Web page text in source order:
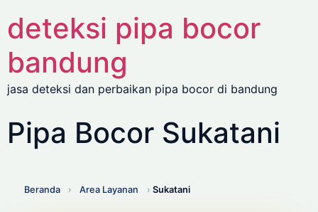
deteksi pipa bocor
bandung
jasa deteksi dan perbaikan pipa bocor di bandung
Pipa Bocor Sukatani
Beranda › Area Layanan › Sukatani